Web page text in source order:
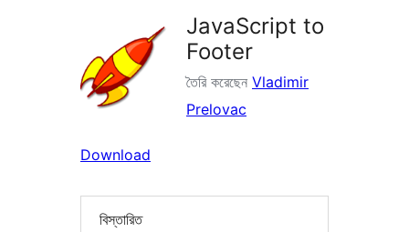
JavaScript to
Footer
তৈরি করেছেন Vladimir
Prelovac
Download
বিস্তারিত